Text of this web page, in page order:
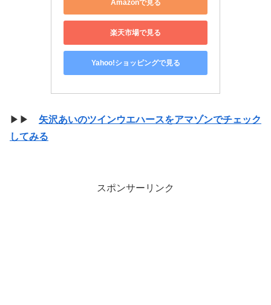
Amazonで見る
楽天市場で見る
Yahoo!ショッピングで見る
▶▶ 矢沢あいのツインウエハースをアマゾンでチェック
してみる
スポンサーリンク